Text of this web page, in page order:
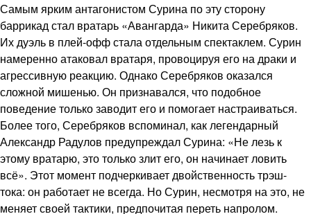
Самым ярким антагонистом Сурина по эту сторону
баррикад стал вратарь «Авангарда» Никита Серебряков.
Их дуэль в плей-офф стала отдельным спектаклем. Сурин
намеренно атаковал вратаря, провоцируя его на драки и
агрессивную реакцию. Однако Серебряков оказался
сложной мишенью. Он признавался, что подобное
поведение только заводит его и помогает настраиваться.
Более того, Серебряков вспоминал, как легендарный
Александр Радулов предупреждал Сурина: «Не лезь к
этому вратарю, это только злит его, он начинает ловить
всё». Этот момент подчеркивает двойственность трэш-
тока: он работает не всегда. Но Сурин, несмотря на это, не
меняет своей тактики, предпочитая переть напролом.